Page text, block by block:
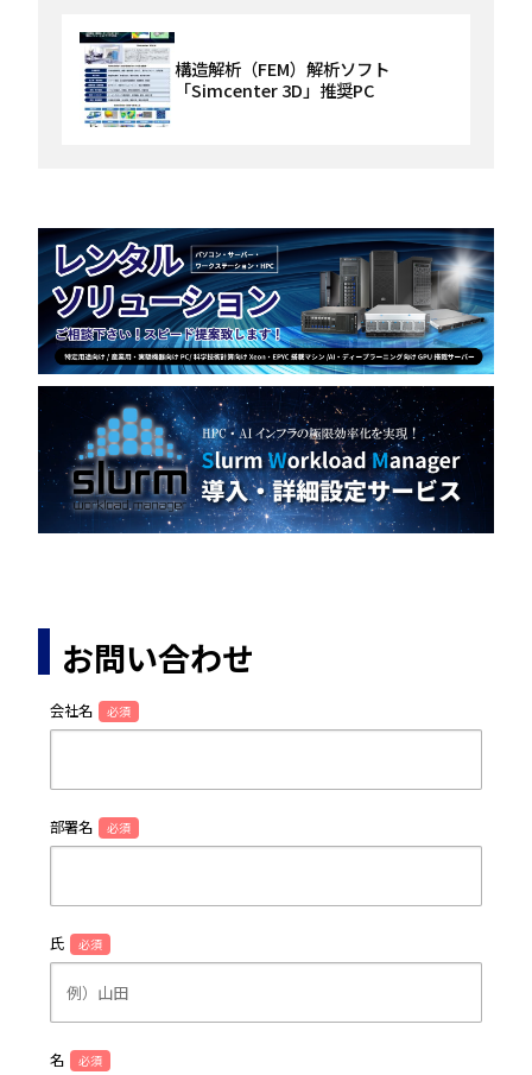
構造解析（FEM）解析ソフト
「Simcenter 3D」推奨PC
お問い合わせ
会社名 必須
部署名 必須
氏 必須
名 必須